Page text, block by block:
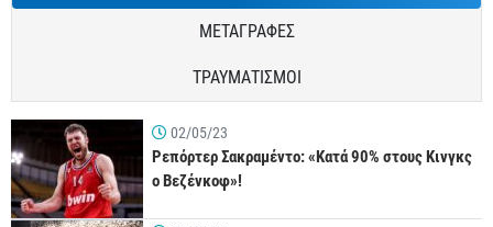
ΜΕΤΑΓΡΑΦΕΣ
ΤΡΑΥΜΑΤΙΣΜΟΙ
02/05/23
Ρεπόρτερ Σακραμέντο: «Κατά 90% στους Κινγκς
ο Βεζένκοφ»!